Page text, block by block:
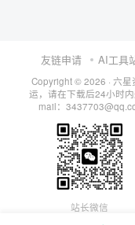
友链申请 AI工具
Copyright © 2026 · 六
运，请在下载后24小时
mail：
站长微信